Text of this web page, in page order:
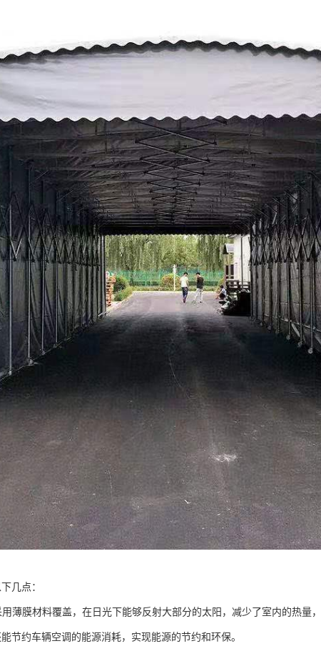
几点：
薄膜材料覆盖，在日光下能够反射大部分的太阳，减少了室内的热量
节约车辆空调的能源消耗，实现能源的节约和环保。